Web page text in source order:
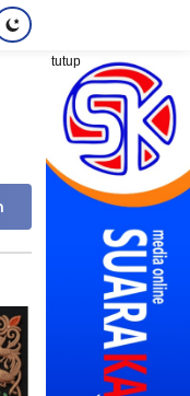
tutup